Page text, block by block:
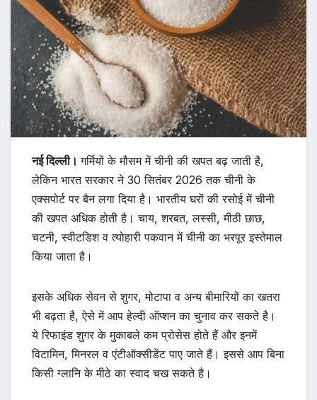
नई दिल्ली।गर्मियों के मौसम में चीनी की खपत बढ़ जाती है,
लेकिन भारत सरकार ने 30 सितंबर 2026 तक चीनी के
एक्सपोर्ट पर बैन लगा दिया है। भारतीय घरों की रसोई में चीनी
की खपत अधिक होती है। चाय, शरबत, लस्सी, मीठी छाछ,
चटनी, स्वीटडिश व त्योहारी पकवान में चीनी का भरपूर इस्तेमाल
किया जाता है।
इसके अधिक सेवन से शुगर, मोटापा व अन्य बीमारियों का खतरा
भी बढ़ता है, ऐसे में आप हेल्दी ऑप्शन का चुनाव कर सकते है।
ये रिफाइंड शुगर के मुकाबले कम प्रोसेस होते हैं और इनमें
विटामिन, मिनरल व एंटीऑक्सीडेंट पाए जाते हैं। इससे आप बिना
किसी ग्लानि के मीठे का स्वाद चख सकते है।